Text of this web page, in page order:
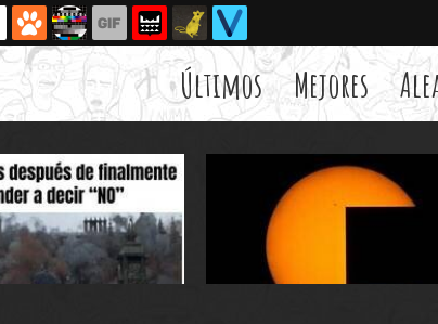
Últimos Mejores